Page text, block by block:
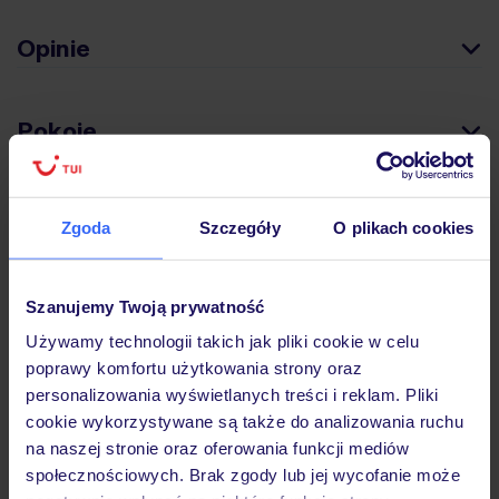
Zgoda Szczegóły O plikach cookies
Szanujemy Twoją prywatność
Używamy technologii takich jak pliki cookie w celu
poprawy komfortu użytkowania strony oraz
personalizowania wyświetlanych treści i reklam. Pliki
cookie wykorzystywane są także do analizowania ruchu
na naszej stronie oraz oferowania funkcji mediów
społecznościowych. Brak zgody lub jej wycofanie może
Opinie
Pokoje
Atrakcje
Ważne informacje
Często zadawane pytania